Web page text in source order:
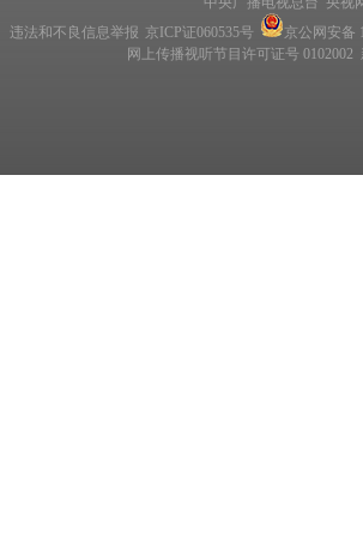
违法和不良信息举报 京ICP证060535号
京公网安备
网上传播视听节目许可证号 0102002